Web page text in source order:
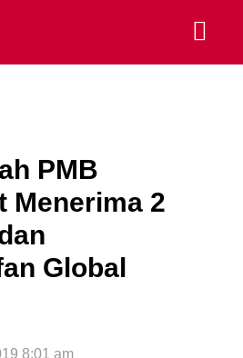
PMB
Menerima 2
Global
8:01 am